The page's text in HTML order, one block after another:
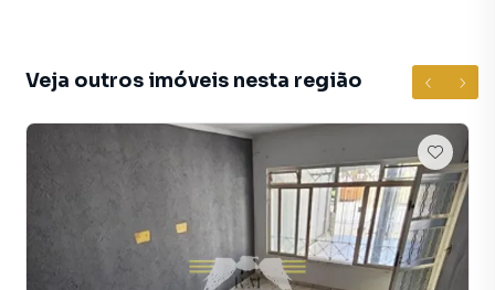
A Rocha Marqueze Imóveis tem mais opções de
terrenos, lojas e barracões para venda ou locação, além de
empreendimentos em construção ou lançamentos na
planta em Jardim Vila Formosa e em outras regiões de São
Paulo. Aqui você encontra milhares de ofertas para
encontrar o imóvel que mais combina com seu estilo de
Veja outros imóveis nesta região